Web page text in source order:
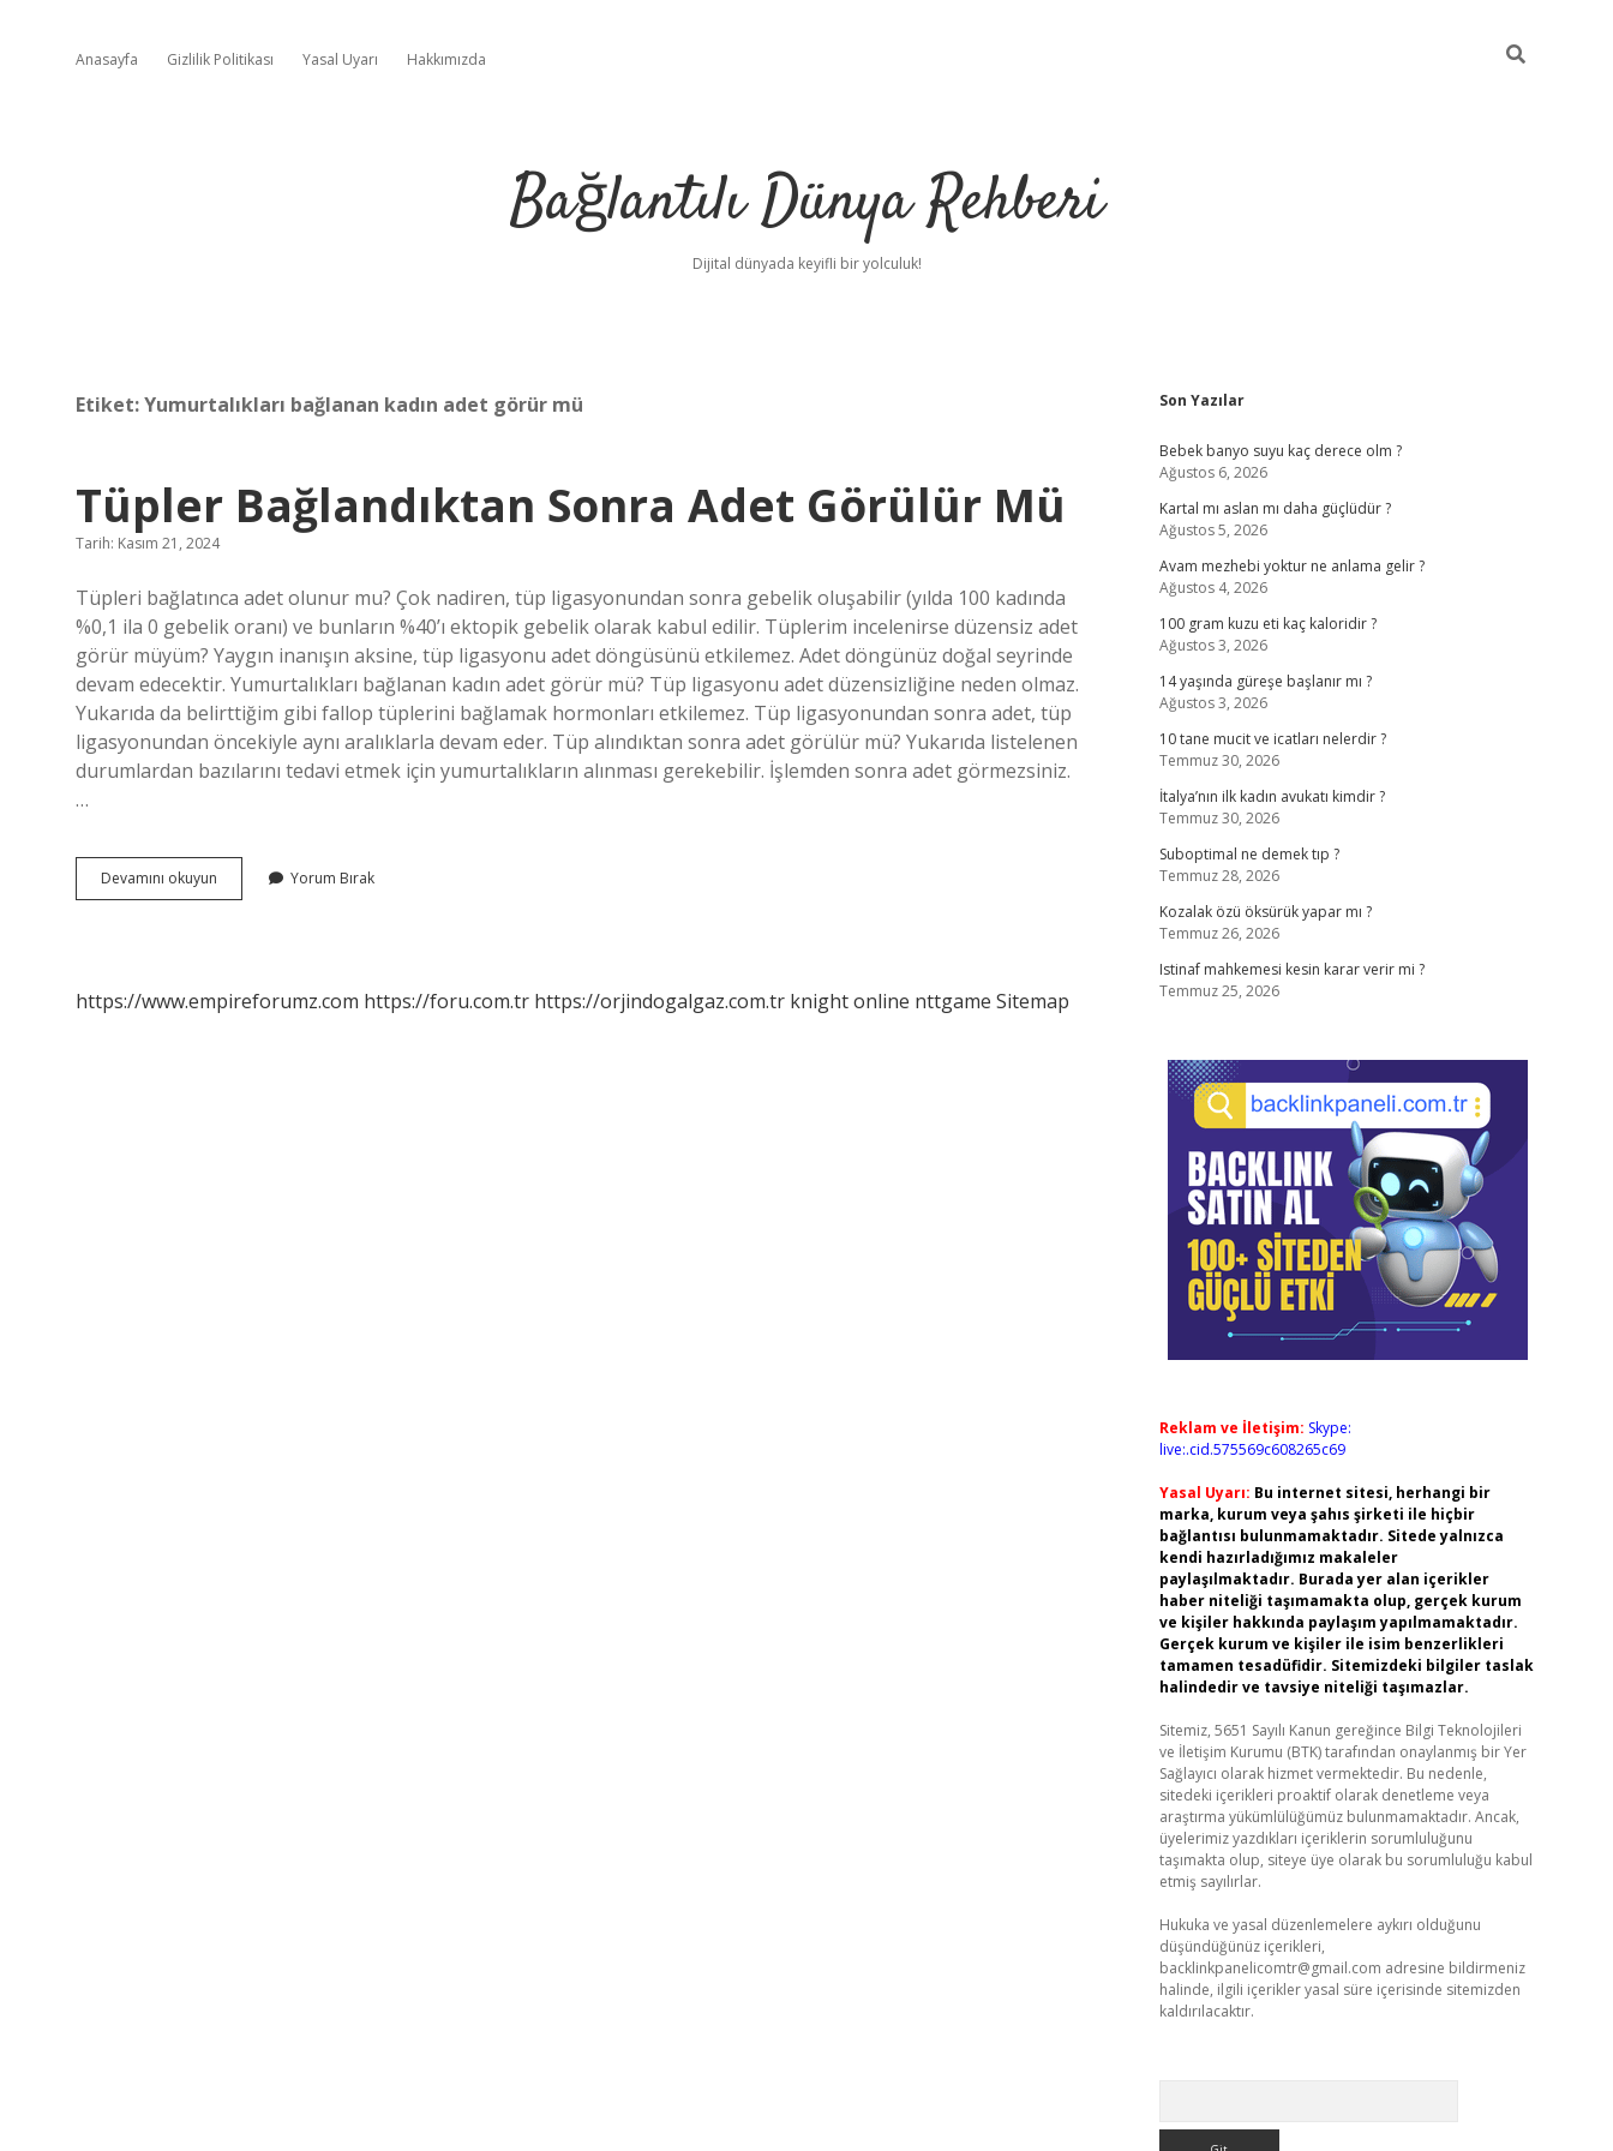
Anasayfa Gizlilik Politikası Yasal Uyarı Hakkımızda
Bağlantılı Dünya Rehberi
Dijital dünyada keyifli bir yolculuk!
Etiket:Yumurtalıkları bağlanan kadın adet görür mü
Tüpler Bağlandıktan Sonra Adet Görülür Mü
Tarih: Kasım 21, 2024
Tüpleri bağlatınca adet olunur mu? Çok nadiren, tüp ligasyonundan sonra gebelik oluşabilir (yılda 100 kadında
%0,1 ila 0 gebelik oranı) ve bunların %40’ı ektopik gebelik olarak kabul edilir. Tüplerim incelenirse düzensiz adet
görür müyüm? Yaygın inanışın aksine, tüp ligasyonu adet döngüsünü etkilemez. Adet döngünüz doğal seyrinde
devam edecektir. Yumurtalıkları bağlanan kadın adet görür mü? Tüp ligasyonu adet düzensizliğine neden olmaz.
Yukarıda da belirttiğim gibi fallop tüplerini bağlamak hormonları etkilemez. Tüp ligasyonundan sonra adet, tüp
ligasyonundan öncekiyle aynı aralıklarla devam eder. Tüp alındıktan sonra adet görülür mü? Yukarıda listelenen
durumlardan bazılarını tedavi etmek için yumurtalıkların alınması gerekebilir. İşlemden sonra adet görmezsiniz.
…
Devamını okuyun
Bağlandıktan
Yorum Bırak
https://www.empireforumz.com https://foru.com.tr https://orjindogalgaz.com.tr knight online nttgame Sitemap
Sidebar
Son Yazılar
Bebek banyo suyu kaç derece olm ?
Ağustos 6, 2026
Kartal mı aslan mı daha güçlüdür ?
Ağustos 5, 2026
Avam mezhebi yoktur ne anlama gelir ?
Ağustos 4, 2026
100 gram kuzu eti kaç kaloridir ?
Ağustos 3, 2026
14 yaşında güreşe başlanır mı ?
Ağustos 3, 2026
10 tane mucit ve icatları nelerdir ?
Temmuz 30, 2026
İtalya’nın ilk kadın avukatı kimdir ?
Temmuz 30, 2026
Suboptimal ne demek tıp ?
Temmuz 28, 2026
Kozalak özü öksürük yapar mı ?
Temmuz 26, 2026
Istinaf mahkemesi kesin karar verir mi ?
Temmuz 25, 2026
Reklam ve İletişim: Skype:
live:.cid.575569c608265c69
Yasal Uyarı: Bu internet sitesi, herhangi bir
marka, kurum veya şahıs şirketi ile hiçbir
bağlantısı bulunmamaktadır. Sitede yalnızca
kendi hazırladığımız makaleler
paylaşılmaktadır. Burada yer alan içerikler
haber niteliği taşımamakta olup, gerçek kurum
ve kişiler hakkında paylaşım yapılmamaktadır.
Gerçek kurum ve kişiler ile isim benzerlikleri
tamamen tesadüfidir. Sitemizdeki bilgiler taslak
halindedir ve tavsiye niteliği taşımazlar.
Sitemiz, 5651 Sayılı Kanun gereğince Bilgi Teknolojileri
ve İletişim Kurumu (BTK) tarafından onaylanmış bir Yer
Sağlayıcı olarak hizmet vermektedir. Bu nedenle,
sitedeki içerikleri proaktif olarak denetleme veya
araştırma yükümlülüğümüz bulunmamaktadır. Ancak,
üyelerimiz yazdıkları içeriklerin sorumluluğunu
taşımakta olup, siteye üye olarak bu sorumluluğu kabul
etmiş sayılırlar.
Hukuka ve yasal düzenlemelere aykırı olduğunu
düşündüğünüz içerikleri,
backlinkpanelicomtr@gmail.com adresine bildirmeniz
halinde, ilgili içerikler yasal süre içerisinde sitemizden
kaldırılacaktır.
deneme bonusu veren bahis siteleri